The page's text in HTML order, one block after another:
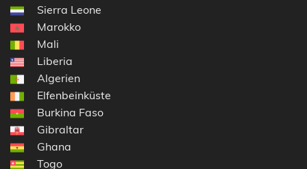
Sierra Leone
Marokko
Mali
Liberia
Algerien
Elfenbeinküste
Burkina Faso
Gibraltar
Ghana
Togo